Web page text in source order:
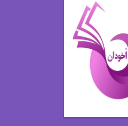
امیر فرهی
باران
بهار سلطانی
بهاره شیرازی
بهاره.م
بیتا فرخی